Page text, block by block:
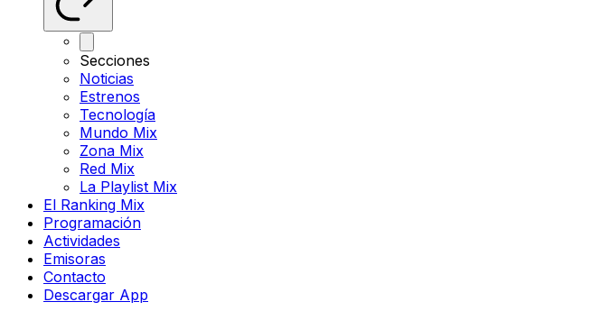
Secciones
Noticias
Estrenos
Tecnología
Mundo Mix
Zona Mix
Red Mix
La Playlist Mix
El Ranking Mix
Programación
Actividades
Emisoras
Contacto
Descargar App